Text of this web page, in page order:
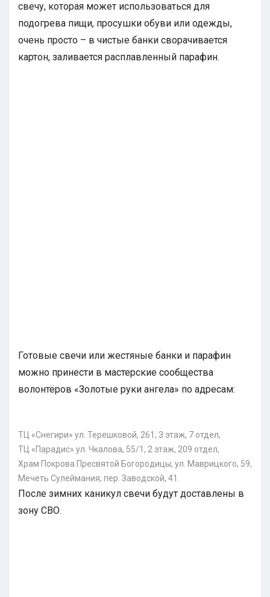
свечу, которая может использоваться для
подогрева пищи, просушки обуви или одежды,
очень просто – в чистые банки сворачивается
картон, заливается расплавленный парафин.
Готовые свечи или жестяные банки и парафин
можно принести в мастерские сообщества
волонтёров «Золотые руки ангела» по адресам:
ТЦ «Снегири» ул. Терешковой, 261, 3 этаж, 7 отдел,
ТЦ «Парадис» ул. Чкалова, 55/1, 2 этаж, 209 отдел,
Храм Покрова Пресвятой Богородицы, ул. Маврицкого, 59,
Мечеть Сулеймания, пер. Заводской, 41.
После зимних каникул свечи будут доставлены в
зону СВО.